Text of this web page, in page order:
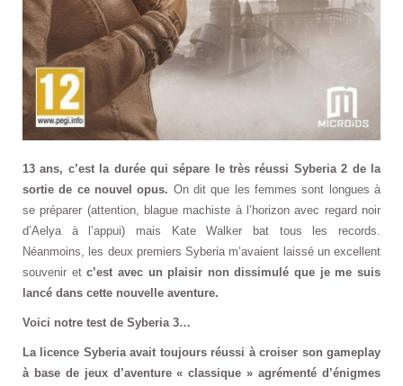
13 ans, c’est la durée qui sépare le très réussi Syberia 2 de la
sortie de ce nouvel opus. On dit que les femmes sont longues à
se préparer (attention, blague machiste à l’horizon avec regard noir
d’Aelya à l’appui) mais Kate Walker bat tous les records.
Néanmoins, les deux premiers Syberia m’avaient laissé un excellent
souvenir etc’est avec un plaisir non dissimulé que je me suis
lancé dans cette nouvelle aventure.
Voici notre test de Syberia 3…
La licence Syberia avait toujours réussi à croiser son gameplay
à base de jeux d’aventure « classique » agrémenté d’énigmes